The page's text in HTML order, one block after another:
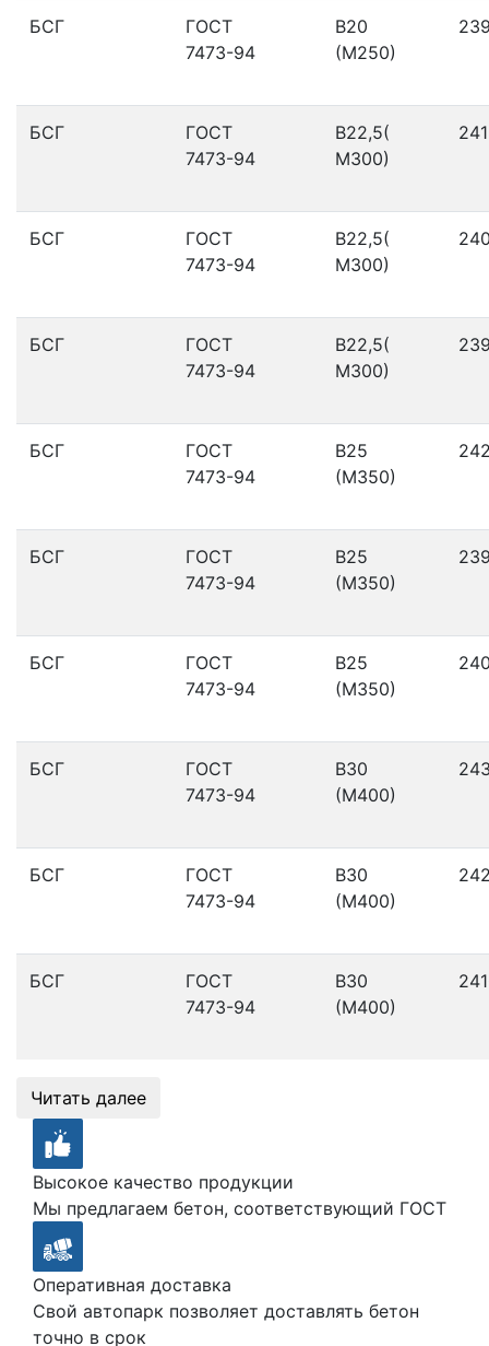
БСГ
ГОСТ
7473-94
В20
(М250)
БСГ
ГОСТ
7473-94
В22,5(
М300)
БСГ
ГОСТ
7473-94
В22,5(
М300)
БСГ
ГОСТ
7473-94
В22,5(
М300)
БСГ
ГОСТ
7473-94
В25
(М350)
БСГ
ГОСТ
7473-94
В25
(М350)
БСГ
ГОСТ
7473-94
В25
(М350)
БСГ
ГОСТ
7473-94
В30
(М400)
БСГ
ГОСТ
7473-94
В30
(М400)
БСГ
ГОСТ
7473-94
В30
(М400)
Читать далее
Высокое качество продукции
Мы предлагаем бетон, соответствующий ГОСТ
Оперативная доставка
Свой автопарк позволяет доставлять бетон
точно в срок